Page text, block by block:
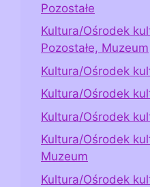
Pozostałe
Kultura/Ośrodek
Pozostałe, Muzeum
Kultura/Ośrodek
Kultura/Ośrodek
Kultura/Ośrodek
Kultura/Ośrodek
Muzeum
Kultura/Ośrodek